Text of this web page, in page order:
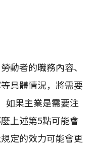
動者的職務內容、
具體情況，將需要
如果主業是需要注
上述第5點可能會
定的效力可能會更